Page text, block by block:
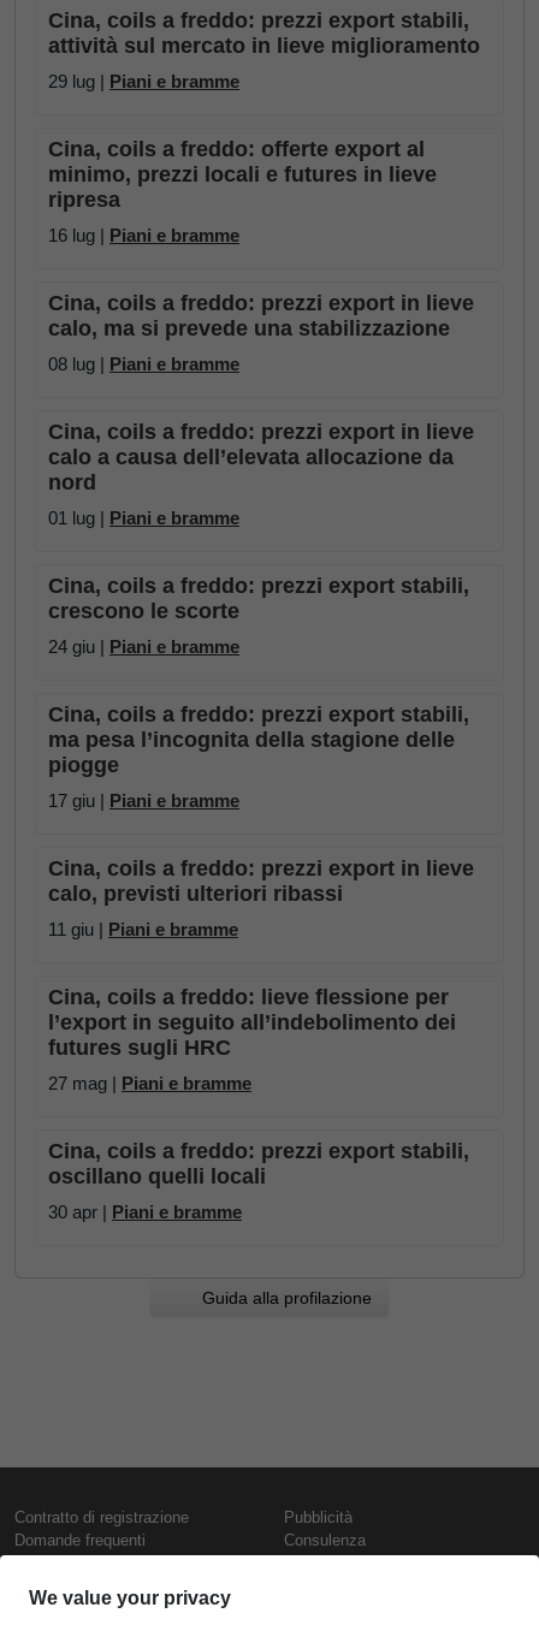
Cina, coils a freddo: prezzi export stabili,
attività sul mercato in lieve miglioramento
29 lug | Piani e bramme
Cina, coils a freddo: offerte export al
minimo, prezzi locali e futures in lieve
ripresa
16 lug | Piani e bramme
Cina, coils a freddo: prezzi export in lieve
calo, ma si prevede una stabilizzazione
08 lug | Piani e bramme
Cina, coils a freddo: prezzi export in lieve
calo a causa dell’elevata allocazione da
nord
01 lug | Piani e bramme
Cina, coils a freddo: prezzi export stabili,
crescono le scorte
24 giu | Piani e bramme
Cina, coils a freddo: prezzi export stabili,
ma pesa l’incognita della stagione delle
piogge
17 giu | Piani e bramme
Cina, coils a freddo: prezzi export in lieve
calo, previsti ulteriori ribassi
11 giu | Piani e bramme
Cina, coils a freddo: lieve flessione per
l’export in seguito all’indebolimento dei
futures sugli HRC
27 mag | Piani e bramme
Cina, coils a freddo: prezzi export stabili,
oscillano quelli locali
30 apr | Piani e bramme
Guida alla profilazione
Contratto di registrazione
Domande frequenti
Presentazione
Contattaci
Pubblicità
Consulenza